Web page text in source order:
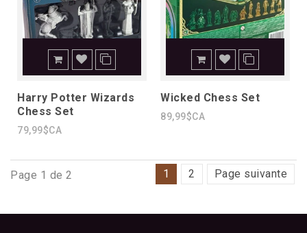
Harry Potter Wizards
Chess Set
79,99$CA
Wicked Chess Set
89,99$CA
Page 1 de 2 1 2 Page suivante